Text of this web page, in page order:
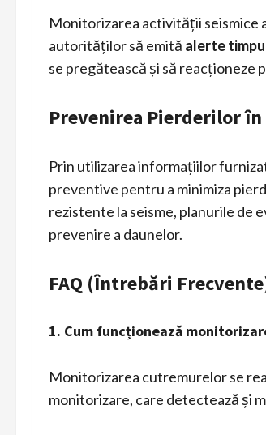
Monitorizarea activității seismice
autorităților să emită alerte
se pregătească și să reacționeze
Prevenirea Pierderilor
Prin utilizarea informațiilor
preventive pentru a minimiza
rezistente la seisme, planurile de
prevenire a daunelor.
FAQ (Întrebări
1. Cum funcționează
Monitorizarea cutremurelor se
monitorizare, care detectează și